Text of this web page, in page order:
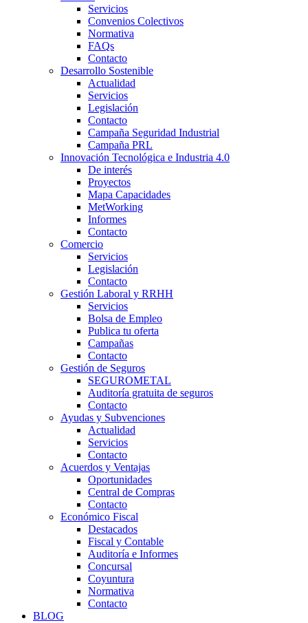
Servicios
Convenios Colectivos
Normativa
FAQs
Contacto
Desarrollo Sostenible
Actualidad
Servicios
Legislación
Contacto
Campaña Seguridad Industrial
Campaña PRL
Innovación Tecnológica e Industria 4.0
De interés
Proyectos
Mapa Capacidades
MetWorking
Informes
Contacto
Comercio
Servicios
Legislación
Contacto
Gestión Laboral y RRHH
Servicios
Bolsa de Empleo
Publica tu oferta
Campañas
Contacto
Gestión de Seguros
SEGUROMETAL
Auditoría gratuita de seguros
Contacto
Ayudas y Subvenciones
Actualidad
Servicios
Contacto
Acuerdos y Ventajas
Oportunidades
Central de Compras
Contacto
Económico Fiscal
Destacados
Fiscal y Contable
Auditoría e Informes
Concursal
Coyuntura
Normativa
Contacto
BLOG